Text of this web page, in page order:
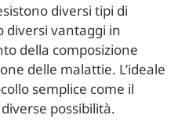
diversi tipi di
diversi vantaggi in
della composizione
delle malattie. L’ideale
semplice come il
possibilità.